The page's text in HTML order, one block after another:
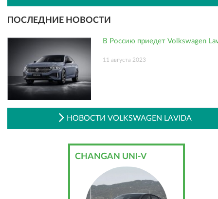
ПОСЛЕДНИЕ НОВОСТИ
В Россию приедет Volkswagen
11 августа 2023
НОВОСТИ VOLKSWAGEN LAVIDA
CHANGAN UNI-V